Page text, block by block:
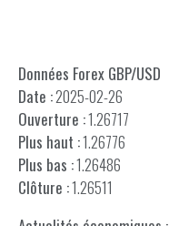
Données Forex GBP/USD
Date :2025-02-26
Ouverture :1.26717
Plus haut :1.26776
Plus bas :1.26486
Clôture :1.26511